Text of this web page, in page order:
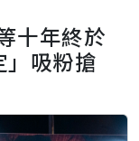
十年終於
吸粉搶